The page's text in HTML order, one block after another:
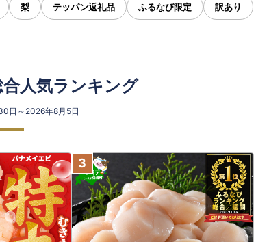
梨 テッパン返礼品 ふるなび限定 訳あり
人気ランキング
日～2026年8月5日